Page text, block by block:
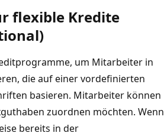
flexible Kredite
um Mitarbeiter in
die auf einer vordefinierten
basieren. Mitarbeiter können
zuordnen möchten. Wenn
bereits in der